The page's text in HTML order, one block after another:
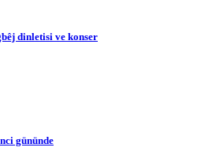
dinletisi ve konser
gününde